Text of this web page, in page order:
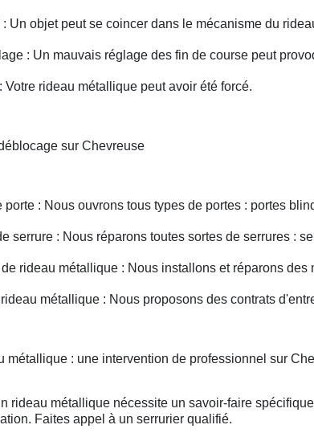
Un objet peut se coincer dans le mécanisme du
: Un mauvais réglage des fin de course peut
Votre rideau métallique peut avoir été forcé.
sur Chevreuse
porte : Nous ouvrons tous types de portes : portes
serrure : Nous réparons toutes sortes de serrures :
rideau métallique : Nous installons et réparons
métallique : Nous proposons des contrats
métallique : une intervention de professionnel sur
rideau métallique nécessite un savoir-faire
Faites appel à un serrurier qualifié.